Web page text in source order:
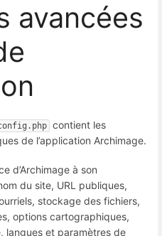
avancées
contient les
de l’application Archimage.
d’Archimage à son
du site, URL publiques,
stockage des fichiers,
options cartographiques,
langues et paramètres de